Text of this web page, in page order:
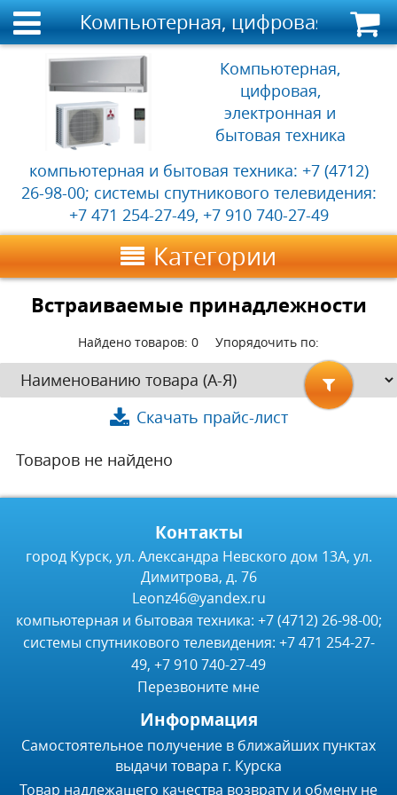
Компьютерная, цифровая,
Компьютерная,
цифровая,
электронная и
бытовая техника
компьютерная и бытовая техника: +7 (4712)
26-98-00; системы спутникового телевидения:
+7 471 254-27-49, +7 910 740-27-49
Категории
Встраиваемые принадлежности
Найдено товаров: 0 Упорядочить по:
Скачать прайс-лист
Товаров не найдено
Контакты
город Курск, ул. Александра Невского дом 13А, ул.
Димитрова, д. 76
Leonz46@yandex.ru
компьютерная и бытовая техника: +7 (4712) 26-98-00;
системы спутникового телевидения: +7 471 254-27-
49, +7 910 740-27-49
Перезвоните мне
Информация
Самостоятельное получение в ближайших пунктах
выдачи товара г. Курска
Товар надлежащего качества возврату и обмену не